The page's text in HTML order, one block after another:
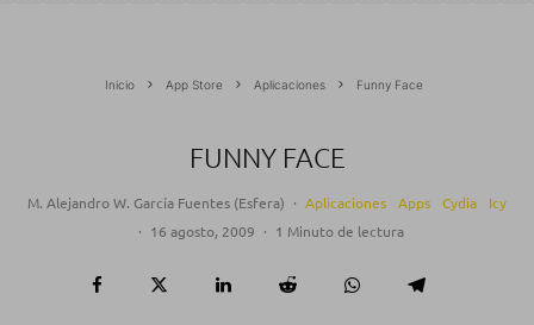
Inicio App Store Aplicaciones Funny Face
FUNNY FACE
M. Alejandro W. García Fuentes (Esfera) · Aplicaciones Apps Cydia
Icy
· 16 agosto, 2009 · 1 Minuto de lectura